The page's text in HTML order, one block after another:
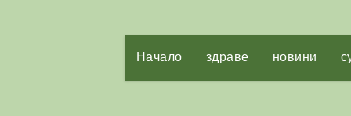
Начало здраве новини